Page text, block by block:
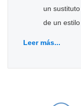
un
de un
Leer más...